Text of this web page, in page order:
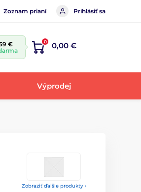
Zoznam prianí Prihlásiť sa
€
0 0,00 €
Výprodej
Zobraziť ďalšie produkty ›